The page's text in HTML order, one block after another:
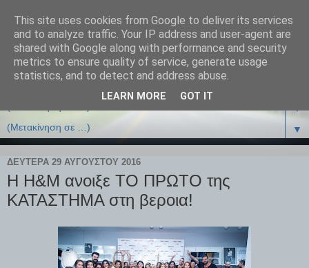
▼
▼
ΔΕΥΤΈΡΑ 29 ΑΥΓΟΎΣΤΟΥ 2016
Η H&M ανοιξε ΤΟ ΠΡΩΤΟ της
ΚΑΤΑΣΤΗΜΑ στη βεροια!
This site uses cookies from Google to deliver its services
and to analyze traffic. Your IP address and user-agent are
shared with Google along with performance and security
metrics to ensure quality of service, generate usage
statistics, and to detect and address abuse.
LEARN MORE GOT IT